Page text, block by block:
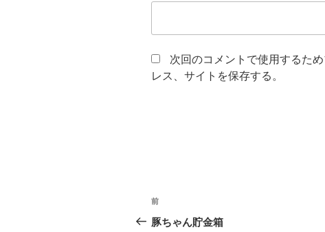
次回のコメントで使用するた
レス、サイトを保存する。
投
稿
前
の
前
豚ちゃん貯金箱